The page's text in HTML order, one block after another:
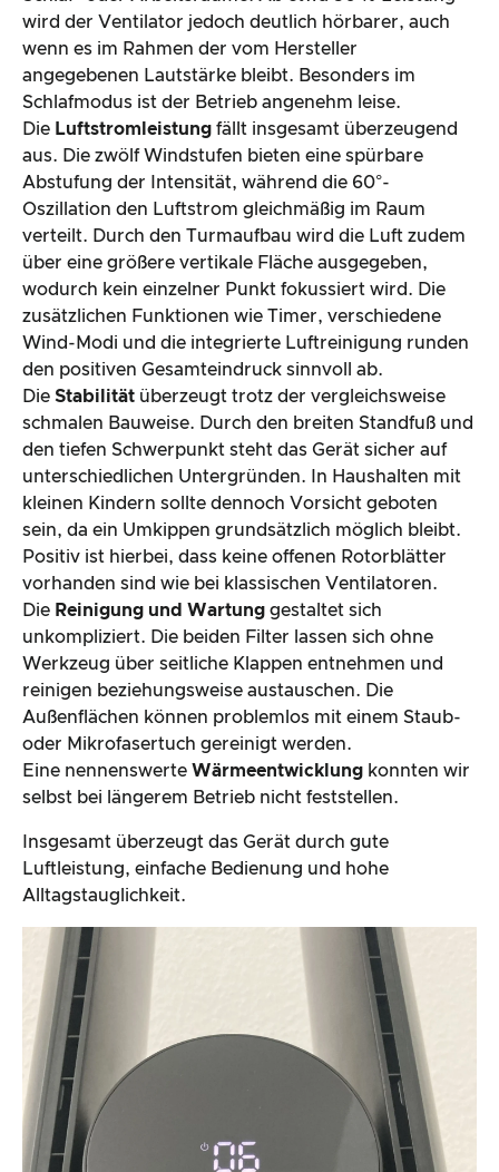
wird der Ventilator jedoch deutlich hörbarer, auch
wenn es im Rahmen der vom Hersteller
angegebenen Lautstärke bleibt. Besonders im
Schlafmodus ist der Betrieb angenehm leise.
Die Luftstromleistung fällt insgesamt überzeugend
aus. Die zwölf Windstufen bieten eine spürbare
Abstufung der Intensität, während die 60°-
Oszillation den Luftstrom gleichmäßig im Raum
verteilt. Durch den Turmaufbau wird die Luft zudem
über eine größere vertikale Fläche ausgegeben,
wodurch kein einzelner Punkt fokussiert wird. Die
zusätzlichen Funktionen wie Timer, verschiedene
Wind-Modi und die integrierte Luftreinigung runden
den positiven Gesamteindruck sinnvoll ab.
Die Stabilität überzeugt trotz der vergleichsweise
schmalen Bauweise. Durch den breiten Standfuß und
den tiefen Schwerpunkt steht das Gerät sicher auf
unterschiedlichen Untergründen. In Haushalten mit
kleinen Kindern sollte dennoch Vorsicht geboten
sein, da ein Umkippen grundsätzlich möglich bleibt.
Positiv ist hierbei, dass keine offenen Rotorblätter
vorhanden sind wie bei klassischen Ventilatoren.
Die Reinigung und Wartung gestaltet sich
unkompliziert. Die beiden Filter lassen sich ohne
Werkzeug über seitliche Klappen entnehmen und
reinigen beziehungsweise austauschen. Die
Außenflächen können problemlos mit einem Staub-
oder Mikrofasertuch gereinigt werden.
Eine nennenswerte Wärmeentwicklung konnten wir
selbst bei längerem Betrieb nicht feststellen.
Insgesamt überzeugt das Gerät durch gute
Luftleistung, einfache Bedienung und hohe
Alltagstauglichkeit.